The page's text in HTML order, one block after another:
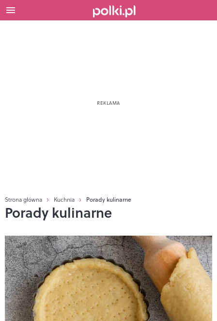
Strona główna Kuchnia Porady kulinarne
Porady kulinarne